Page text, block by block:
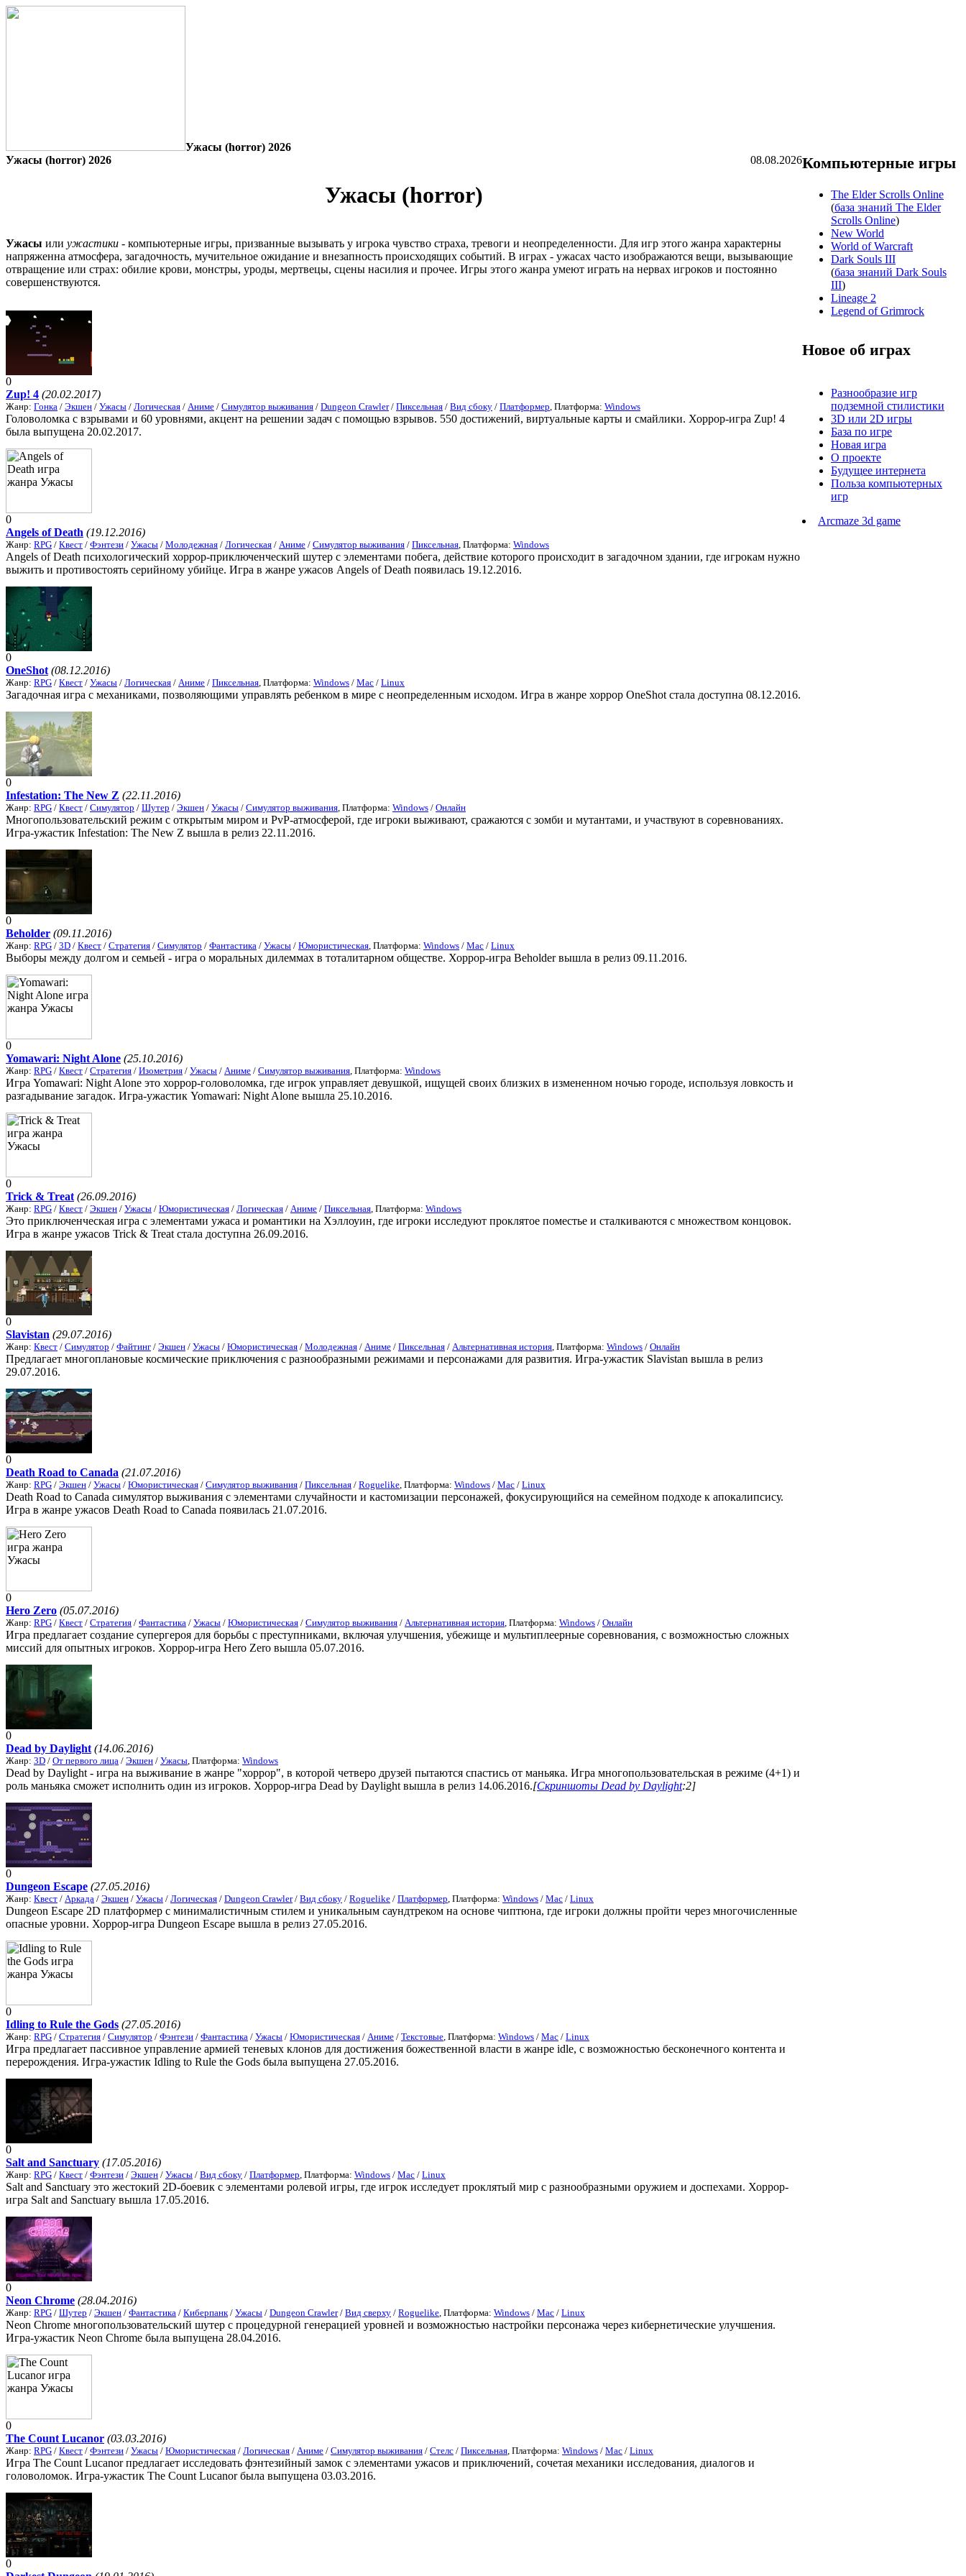
Ужасы (horror) 2026
08.08.2026
Ужасы (horror) 2026
Ужасы (horror)
Ужасы или ужастики - компьютерные игры, призванные вызывать у игрока чувство страха, тревоги и неопределенности. Для игр этого жанра характерны
напряженна атмосфера, загадочность, мучительное ожидание и внезапность происходящих событий. В играх - ужасах часто изображаются вещи, вызывающие
отвращение или страх: обилие крови, монстры, уроды, мертвецы, сцены насилия и прочее. Игры этого жанра умеют играть на нервах игроков и постоянно
совершенствуются.
0
Zup! 4 (20.02.2017)
Жанр: Гонка / Экшен / Ужасы / Логическая / Аниме / Симулятор выживания / Dungeon Crawler/ Пиксельная / Вид сбоку / Платформер , Платформа: Windows
Головоломка с взрывами и 60 уровнями, акцент на решении задач с помощью взрывов. 550 достижений, виртуальные карты и смайлики. Хоррор-игра Zup! 4
была выпущена 20.02.2017.
0
Angels of Death (19.12.2016)
Жанр: RPG / Квест / Фэнтези / Ужасы / Молодежная / Логическая / Аниме / Симулятор выживания / Пиксельная , Платформа: Windows
Angels of Death психологический хоррор-приключенческий шутер с элементами побега, действие которого происходит в загадочном здании, где игрокам нужно
выжить и противостоять серийному убийце. Игра в жанре ужасов Angels of Death появилась 19.12.2016.
0
OneShot (08.12.2016)
Жанр: RPG / Квест / Ужасы / Логическая / Аниме / Пиксельная , Платформа: Windows / Mac / Linux
Загадочная игра с механиками, позволяющими управлять ребенком в мире с неопределенным исходом. Игра в жанре хоррор OneShot стала доступна 08.12.2016.
0
Infestation: The New Z (22.11.2016)
Жанр: RPG / Квест / Симулятор / Шутер / Экшен / Ужасы / Симулятор выживания , Платформа: Windows / Онлайн
Многопользовательский режим с открытым миром и PvP-атмосферой, где игроки выживают, сражаются с зомби и мутантами, и участвуют в соревнованиях.
Игра-ужастик Infestation: The New Z вышла в релиз 22.11.2016.
0
Beholder (09.11.2016)
Жанр: RPG / 3D / Квест / Стратегия / Симулятор / Фантастика / Ужасы / Юмористическая , Платформа: Windows / Mac / Linux
Выборы между долгом и семьей - игра о моральных дилеммах в тоталитарном обществе. Хоррор-игра Beholder вышла в релиз 09.11.2016.
0
Yomawari: Night Alone (25.10.2016)
Жанр: RPG / Квест / Стратегия / Изометрия / Ужасы / Аниме / Симулятор выживания , Платформа: Windows
Игра Yomawari: Night Alone это хоррор-головоломка, где игрок управляет девушкой, ищущей своих близких в измененном ночью городе, используя ловкость и
разгадывание загадок. Игра-ужастик Yomawari: Night Alone вышла 25.10.2016.
0
Trick & Treat (26.09.2016)
Жанр: RPG / Квест / Экшен / Ужасы / Юмористическая / Логическая / Аниме / Пиксельная , Платформа: Windows
Это приключенческая игра с элементами ужаса и романтики на Хэллоуин, где игроки исследуют проклятое поместье и сталкиваются с множеством концовок.
Игра в жанре ужасов Trick & Treat стала доступна 26.09.2016.
0
Slavistan (29.07.2016)
Жанр: Квест / Симулятор / Файтинг / Экшен / Ужасы / Юмористическая / Молодежная / Аниме / Пиксельная / Альтернативная история , Платформа: Windows / Онлайн
Предлагает многоплановые космические приключения с разнообразными режимами и персонажами для развития. Игра-ужастик Slavistan вышла в релиз
29.07.2016.
0
Death Road to Canada (21.07.2016)
Жанр: RPG / Экшен / Ужасы / Юмористическая / Симулятор выживания / Пиксельная / Roguelike , Платформа: Windows / Mac / Linux
Death Road to Canada симулятор выживания с элементами случайности и кастомизации персонажей, фокусирующийся на семейном подходе к апокалипсису.
Игра в жанре ужасов Death Road to Canada появилась 21.07.2016.
0
Hero Zero (05.07.2016)
Жанр: RPG / Квест / Стратегия / Фантастика / Ужасы / Юмористическая / Симулятор выживания / Альтернативная история , Платформа: Windows / Онлайн
Игра предлагает создание супергероя для борьбы с преступниками, включая улучшения, убежище и мультиплеерные соревнования, с возможностью сложных
миссий для опытных игроков. Хоррор-игра Hero Zero вышла 05.07.2016.
0
Dead by Daylight (14.06.2016)
Жанр: 3D / От первого лица / Экшен / Ужасы , Платформа: Windows
Dead by Daylight - игра на выживание в жанре "хоррор", в которой четверо друзей пытаются спастись от маньяка. Игра многопользовательская в режиме (4+1) и
роль маньяка сможет исполнить один из игроков. Хоррор-игра Dead by Daylight вышла в релиз 14.06.2016.[Скриншоты Dead by Daylight:2]
0
Dungeon Escape (27.05.2016)
Жанр: Квест / Аркада / Экшен / Ужасы / Логическая / Dungeon Crawler/ Вид сбоку / Roguelike / Платформер , Платформа: Windows / Mac / Linux
Dungeon Escape 2D платформер с минималистичным стилем и уникальным саундтреком на основе чиптюна, где игроки должны пройти через многочисленные
опасные уровни. Хоррор-игра Dungeon Escape вышла в релиз 27.05.2016.
0
Idling to Rule the Gods (27.05.2016)
Жанр: RPG / Стратегия / Симулятор / Фэнтези / Фантастика / Ужасы / Юмористическая / Аниме / Текстовые , Платформа: Windows / Mac / Linux
Игра предлагает пассивное управление армией теневых клонов для достижения божественной власти в жанре idle, с возможностью бесконечного контента и
перерождения. Игра-ужастик Idling to Rule the Gods была выпущена 27.05.2016.
0
Salt and Sanctuary (17.05.2016)
Жанр: RPG / Квест / Фэнтези / Экшен / Ужасы / Вид сбоку / Платформер , Платформа: Windows / Mac / Linux
Salt and Sanctuary это жестокий 2D-боевик с элементами ролевой игры, где игрок исследует проклятый мир с разнообразными оружием и доспехами. Хоррор-
игра Salt and Sanctuary вышла 17.05.2016.
0
Neon Chrome (28.04.2016)
Жанр: RPG / Шутер / Экшен / Фантастика / Киберпанк / Ужасы / Dungeon Crawler/ Вид сверху / Roguelike , Платформа: Windows / Mac / Linux
Neon Chrome многопользовательский шутер с процедурной генерацией уровней и возможностью настройки персонажа через кибернетические улучшения.
Игра-ужастик Neon Chrome была выпущена 28.04.2016.
0
The Count Lucanor (03.03.2016)
Жанр: RPG / Квест / Фэнтези / Ужасы / Юмористическая / Логическая / Аниме / Симулятор выживания / Стелс / Пиксельная , Платформа: Windows / Mac / Linux
Игра The Count Lucanor предлагает исследовать фэнтезийный замок с элементами ужасов и приключений, сочетая механики исследования, диалогов и
головоломок. Игра-ужастик The Count Lucanor была выпущена 03.03.2016.
0
Компьютерные игры
The Elder Scrolls Online
(база знаний The Elder
Scrolls Online)
New World
World of Warcraft
Dark Souls III
(база знаний Dark Souls
III)
Lineage 2
Legend of Grimrock
Новое об играх
Разнообразие игр
подземной стилистики
3D или 2D игры
База по игре
Новая игра
О проекте
Будущее интернета
Польза компьютерных
игр
Arcmaze 3d game